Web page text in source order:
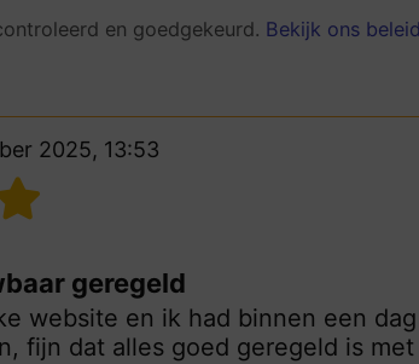
en goedgekeurd. Bekijk ons beleid
2025, 13:53
geregeld
website en ik had binnen een
fijn dat alles goed geregeld is